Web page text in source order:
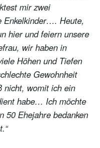
mir zwei
Heute,
hier und feiern unsere
wir haben in
Höhen und Tiefen
Gewohnheit
womit ich ein
habe… Ich möchte
50 Ehejahre bedanken